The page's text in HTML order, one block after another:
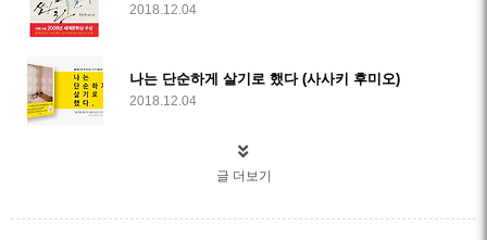
2018.12.04
나는 단순하게 살기로 했다 (사사키 후미오)
2018.12.04
글 더보기